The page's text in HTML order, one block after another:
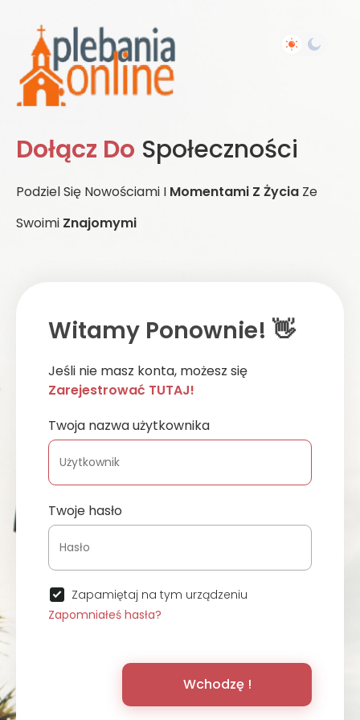
Dołącz Do Społeczności
Podziel Się Nowościami I Momentami Z Życia Ze
Swoimi Znajomymi
Witamy Ponownie! 👋
Jeśli nie masz konta, możesz się
Zarejestrować TUTAJ!
Twoja nazwa użytkownika
Twoje hasło
Zapamiętaj na tym urządzeniu
Zapomniałeś hasła?
Wchodzę !